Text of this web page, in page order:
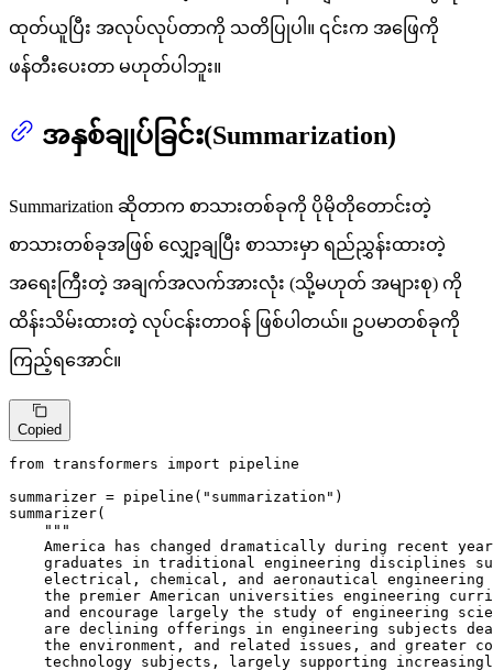
ထုတ်ယူပြီး အလုပ်လုပ်တာကို သတိပြုပါ။ ၎င်းက အဖြေကို
ဖန်တီးပေးတာ မဟုတ်ပါဘူး။
အနှစ်ချုပ်ခြင်း(Summarization)
Summarization ဆိုတာက စာသားတစ်ခုကို ပိုမိုတိုတောင်းတဲ့
စာသားတစ်ခုအဖြစ် လျှော့ချပြီး စာသားမှာ ရည်ညွှန်းထားတဲ့
အရေးကြီးတဲ့ အချက်အလက်အားလုံး (သို့မဟုတ် အများစု) ကို
ထိန်းသိမ်းထားတဲ့ လုပ်ငန်းတာဝန် ဖြစ်ပါတယ်။ ဥပမာတစ်ခုကို
ကြည့်ရအောင်။
Copied
from transformers import pipeline
summarizer = pipeline( "summarization" )
summarizer(
"""
America has changed dramatically during recent
graduates in traditional engineering disciplines
electrical, chemical, and aeronautical
the premier American universities engineering
and encourage largely the study of engineering
are declining offerings in engineering subjects
the environment, and related issues, and greater
technology subjects, largely supporting